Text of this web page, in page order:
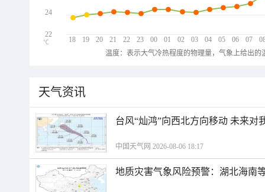
18 19 20 21 22 23 00 01 02 03 04 05 06 07
24
22
℃
温度：表示大气冷热程度的物理量，气象上给出
天气资讯
台风“灿鸿”向西北方向移动 未来对
中国天气网 2026-08-06 18:17
地质灾害气象风险预警：湖北海南